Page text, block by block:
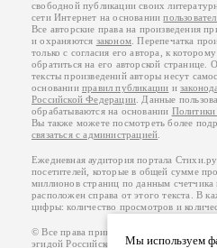
Мы используем
свободной публикации своих
сети Интернет на основании
Все авторские права на произведения
и охраняются законом . Перепечатка
только с согласия его автора, к
обратиться на его авторской странице.
тексты произведений авторы несут
основанииправил публикации и
Российской Федерации . Данные
обрабатываются на основании Политики
Вы также можете посмотреть более
связаться с администрацией
Ежедневная аудитория портала
посетителей, которые в общей сумме
миллионов страниц по данным
расположен справа от этого текста. В
цифры: количество просмотров и
© Все права принадлежат авторам,
эгидойРоссийского союза писателей.